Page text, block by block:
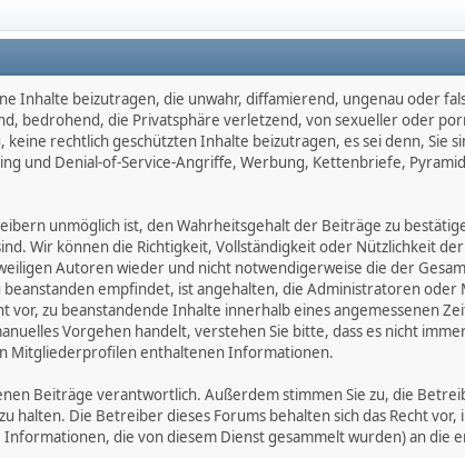
Inhalte beizutragen, die unwahr, diffamierend, ungenau oder
bedrohend, die Privatsphäre verletzend, von sexueller oder
rechtlich geschützten Inhalte beizutragen, es sei denn,
und Denial-of-Service-Angriffe, Werbung, Kettenbriefe,
unmöglich ist, den Wahrheitsgehalt der Beiträge zu
Wir können die Richtigkeit, Vollständigkeit oder Nützlichkeit
Autoren wieder und nicht notwendigerweise die der
empfindet, ist angehalten, die Administratoren
vor, zu beanstandende Inhalte innerhalb eines angemessenen
Vorgehen handelt, verstehen Sie bitte, dass es nicht
Mitgliederprofilen enthaltenen Informationen.
Beiträge verantwortlich. Außerdem stimmen Sie zu, die
halten. Die Betreiber dieses Forums behalten sich das Recht
die von diesem Dienst gesammelt wurden) an